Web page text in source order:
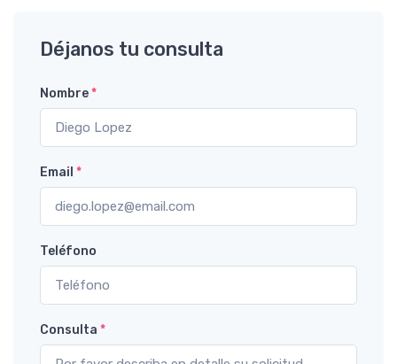
Déjanos tu consulta
Nombre*
Email *
Teléfono
Consulta *